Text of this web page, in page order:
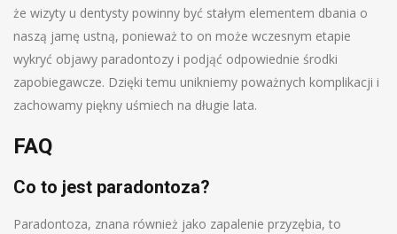
że wizyty u dentysty powinny być stałym elementem dbania o
naszą jamę ustną, ponieważ to on może wczesnym etapie
wykryć objawy paradontozy i podjąć odpowiednie środki
zapobiegawcze. Dzięki temu unikniemy poważnych komplikacji i
zachowamy piękny uśmiech na długie lata.
FAQ
Co to jest paradontoza?
Paradontoza, znana również jako zapalenie przyzębia, to